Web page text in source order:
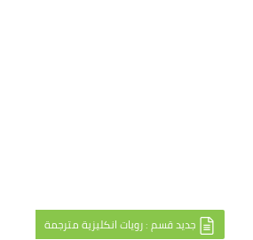
جديد قسم : رويات انكليزية مترجمة